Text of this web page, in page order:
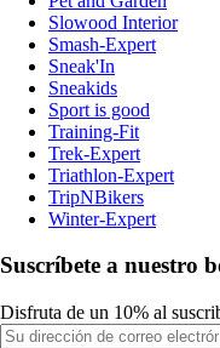
Slowood Interior
Smash-Expert
Sneak'In
Sneakids
Sport is good
Training-Fit
Trek-Expert
Triathlon-Expert
TripNBikers
Winter-Expert
Suscríbete a nuestro
Disfruta de un 10% al